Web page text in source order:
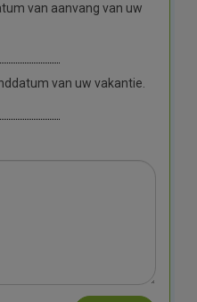
van aanvang van uw
van uw vakantie.